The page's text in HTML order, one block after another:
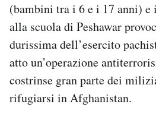
(bambini tra i 6 e i 17 anni) e
alla scuola di Peshawar
durissima dell’esercito
atto un’operazione
costrinse gran parte dei
rifugiarsi in Afghanistan.